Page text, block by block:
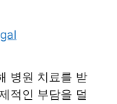
병원 치료를 받
적인 부담을 덜